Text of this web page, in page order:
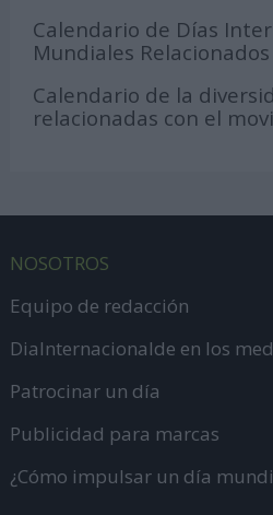
Calendario de Días
Mundiales
Calendario de la
relacionadas con el
NOSOTROS
Equipo de redacción
DiaInternacionalde en los
Patrocinar un día
Publicidad para marcas
¿Cómo impulsar un día